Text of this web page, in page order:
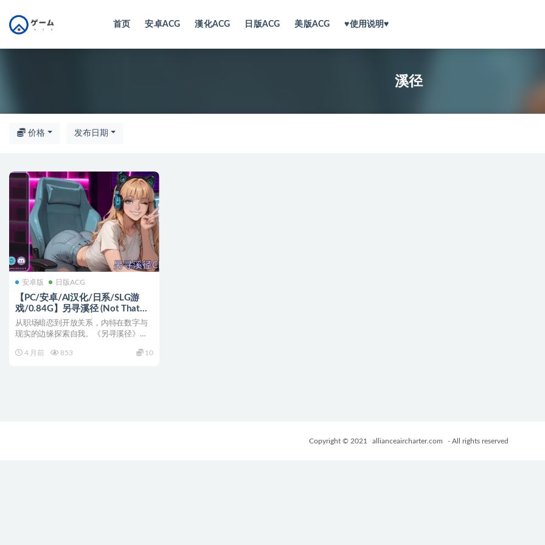
首页 安卓ACG 漢化ACG 日版ACG 美版ACG ♥使用说明♥
溪径
价格 发布日期
安卓版 日版ACG
【PC/安卓/AI汉化/日系/SLG游
戏/0.84G】另寻溪径 (Not That
Stream) Ch.4 AI汉化版+PC+安卓
+日系SLG游戏+0.84G
从职场暗恋到开放关系，内特在数字与
现实的边缘探索自我。《另寻溪径》
4 月前
853 10
Copyright © 2021 allianceaircharter.com - All rights reserved